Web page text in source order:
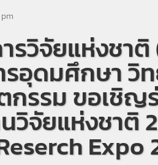
รวิจัยแห่งชาติ
รอุดมศึกษา วิ
กรรม ขอเชิญ
วิจัยแห่งชาติ
Expo